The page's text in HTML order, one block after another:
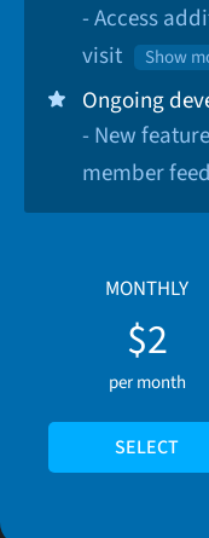
- Access
visit
Show
Ongoing
- New
member
MONTHLY
$2
per month
SELECT